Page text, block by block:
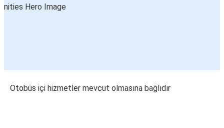
Otobüs içi hizmetler mevcut olmasına bağlıdır